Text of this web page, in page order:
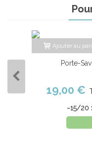
Ajouter au
Porte-
19,00 €
~15/20